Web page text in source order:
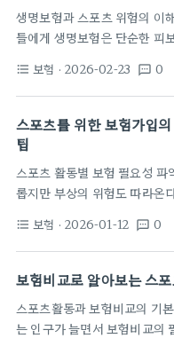
생명보험과 스포츠 위험의 이
들에게 생명보험은 단순한 피
다. 삶의 질과 직업적 활력은
력에 좌우된다. 그러나 선수
두 예기치 못한 부상이나 건
수 있다. 생명보험은 이러한 리
수행 강도에 따라 위험도는 달
상대적으로 낮은 보험료와 완
계에 유리하다. 반면 고강도 스
format_list_bulleted 보험 · 2026-02-23 textsms 0
스포츠를 위한 보험가입
팁
스포츠 활동별 보험 필요성 파
롭지만 부상의 위험도 따라온
닝이나 대회 참여는 의료비 부
은 초기 치료비와 응급 상황에
하게 한다. 최근 홈 트레이닝
나 태권도학원처럼 실내 스포
위험도와 비용의 변동이 크다.
format_list_bulleted 보험 · 2026-01-12 textsms 0
보험비교로 알아보는 스
스포츠활동과 보험비교의 기
는 인구가 늘면서 보험비교의